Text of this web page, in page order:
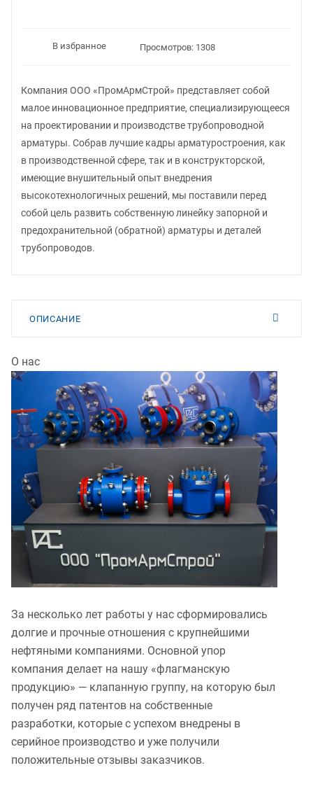
В избранное Просмотров: 1308
Компания ООО «ПромАрмСтрой» представляет собой
малое инновационное предприятие, специализирующееся
на проектировании и производстве трубопроводной
арматуры. Собрав лучшие кадры арматуростроения, как
в производственной сфере, так и в конструкторской,
имеющие внушительный опыт внедрения
высокотехнологичных решений, мы поставили перед
собой цель развить собственную линейку запорной и
предохранительной (обратной) арматуры и деталей
трубопроводов.
ОПИСАНИЕ
О нас
За несколько лет работы у нас сформировались
долгие и прочные отношения с крупнейшими
нефтяными компаниями. Основной упор
компания делает на нашу «флагманскую
продукцию» — клапанную группу, на которую был
получен ряд патентов на собственные
разработки, которые с успехом внедрены в
серийное производство и уже получили
положительные отзывы заказчиков.